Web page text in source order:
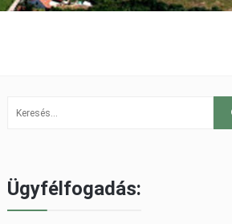
Ügyfélfogadás: